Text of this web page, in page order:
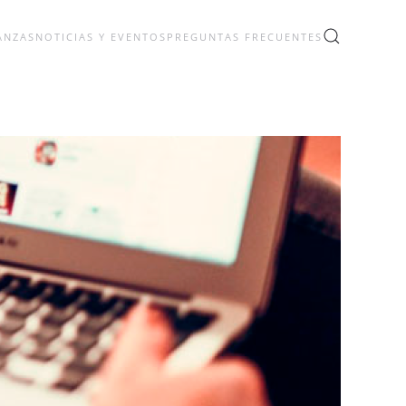
NOTICIAS Y EVENTOS PREGUNTAS FRECUENTES